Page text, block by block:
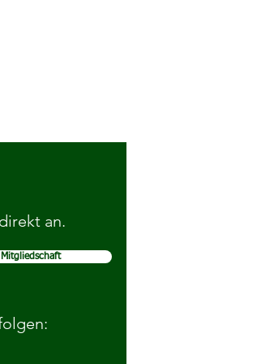
an.
Mitgliedschaft